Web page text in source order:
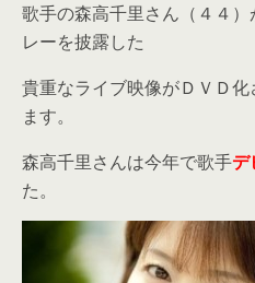
歌手の森高千里さん（４４
レーを披露した
貴重なライブ映像がＤＶＤ
ます。
森高千里さんは今年で歌手デ
た。